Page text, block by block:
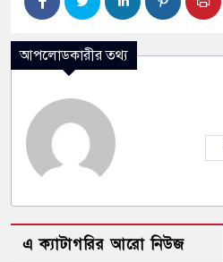
আপলোডকারীর তথ্য
এ ক্যাটাগরির আরো নিউজ